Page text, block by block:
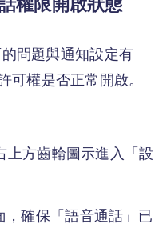
權限開啟狀態
問題與通知設定有
可權是否正常開啟。
上方齒輪圖示進入「設
確保「語音通話」已